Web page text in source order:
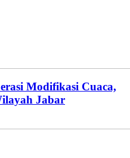
Modifikasi Cuaca,
Jabar